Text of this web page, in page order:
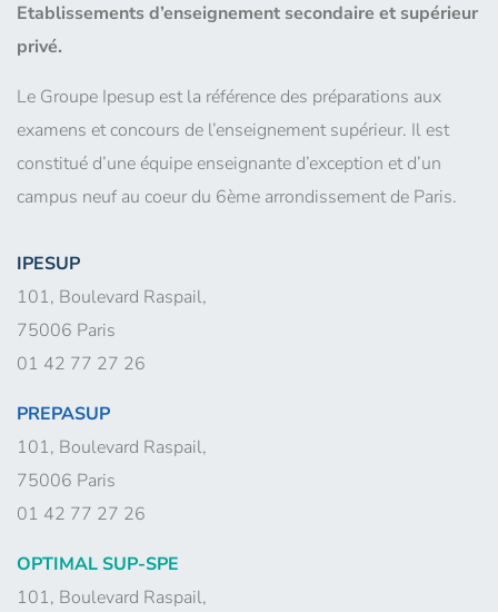
Etablissements d’enseignement secondaire et supérieur
privé.
Le Groupe Ipesup est la référence des préparations aux
examens et concours de l’enseignement supérieur. Il est
constitué d’une équipe enseignante d’exception et d’un
campus neuf au coeur du 6ème arrondissement de Paris.
IPESUP
101, Boulevard Raspail,
75006 Paris
01 42 77 27 26
PREPASUP
101, Boulevard Raspail,
75006 Paris
01 42 77 27 26
OPTIMAL SUP-SPE
101, Boulevard Raspail,